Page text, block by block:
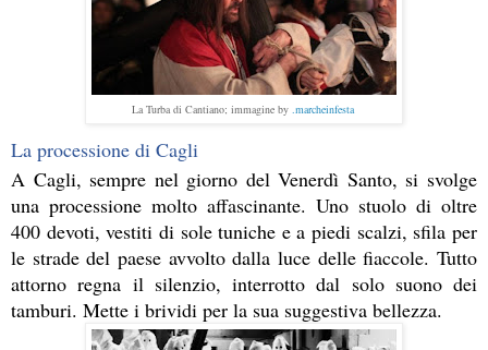
La Turba di Cantiano; immagine by .marcheinfesta
La processione di Cagli
A Cagli, sempre nel giorno del Venerdì Santo, si svolge
una processione molto affascinante. Uno stuolo di oltre
400 devoti, vestiti di sole tuniche e a piedi scalzi, sfila per
le strade del paese avvolto dalla luce delle fiaccole. Tutto
attorno regna il silenzio, interrotto dal solo suono dei
tamburi. Mette i brividi per la sua suggestiva bellezza.